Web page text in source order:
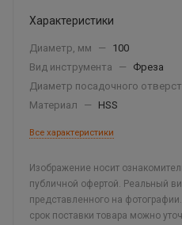
Характеристики
Диаметр, мм —
100
Вид инструмента
—
Фреза
Диаметр посадочного
Материал
— HSS
Все характеристики
Изображение носит
публичной офертой. Реальный
представленного на
срок поставки товара можно